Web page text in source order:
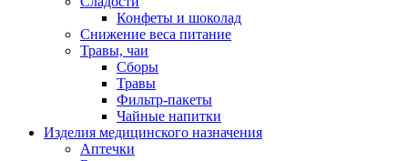
Конфеты и шоколад
Снижение веса питание
Травы, чаи
Сборы
Травы
Фильтр-пакеты
Чайные напитки
Изделия медицинского назначения
Аптечки